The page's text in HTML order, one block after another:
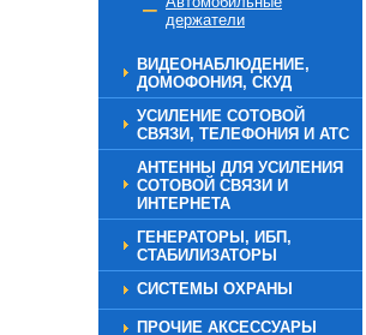
держатели
ВИДЕОНАБЛЮДЕНИЕ,
ДОМОФОНИЯ, СКУД
УСИЛЕНИЕ СОТОВОЙ
СВЯЗИ, ТЕЛЕФОНИЯ И АТС
АНТЕННЫ ДЛЯ УСИЛЕНИЯ
СОТОВОЙ СВЯЗИ И
ИНТЕРНЕТА
ГЕНЕРАТОРЫ, ИБП,
СТАБИЛИЗАТОРЫ
СИСТЕМЫ ОХРАНЫ
ПРОЧИЕ АКСЕССУАРЫ